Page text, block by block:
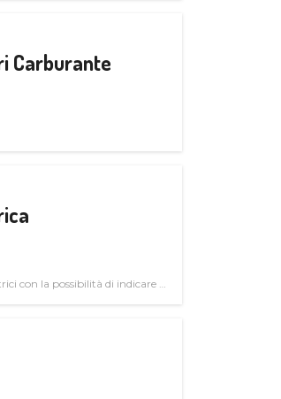
Carburante
con la possibilità di indicare le